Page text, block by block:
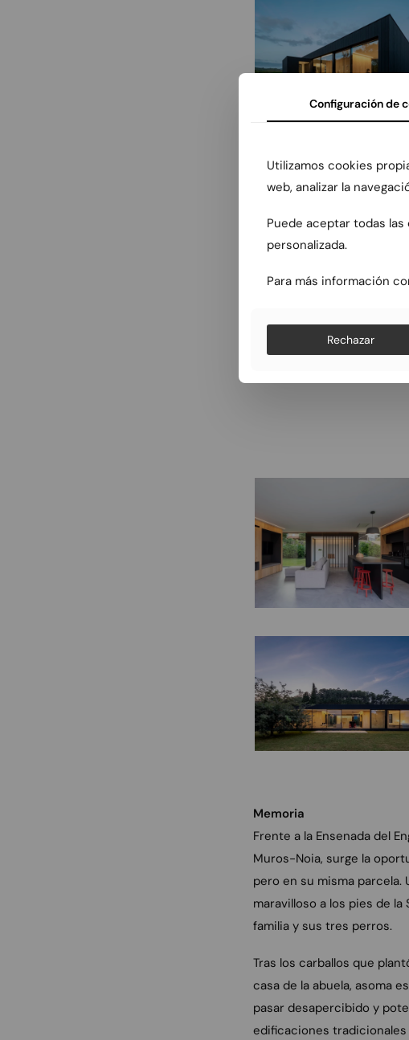
Memoria
Frente a la Ensenada del
Muros-Noia, surge la
pero en su misma parcela.
maravilloso a los pies de
familia y sus tres perros.
Tras los carballos que
casa de la abuela, asoma
pasar desapercibido y
edificaciones tradicionales
Configuración de
Utilizamos cookies
web, analizar la
Puede aceptar todas
personalizada.
Para más información
Rechazar